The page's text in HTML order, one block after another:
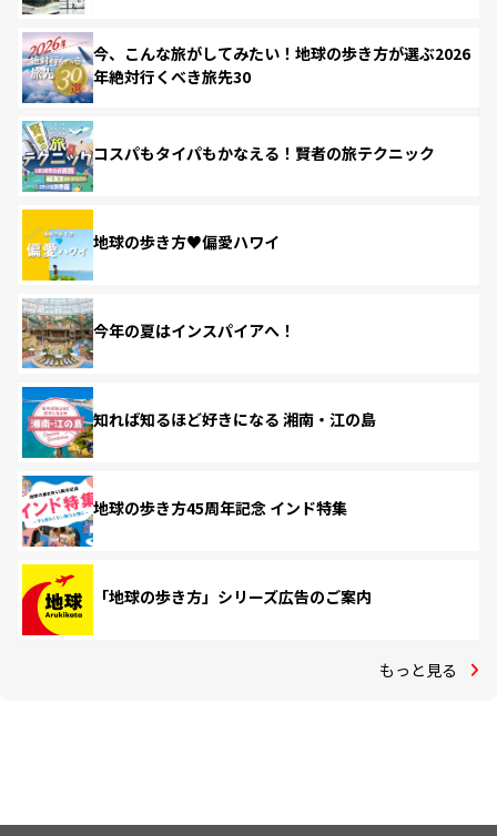
今、こんな旅がしてみたい！地球の歩き方が選ぶ2026
年絶対行くべき旅先30
コスパもタイパもかなえる！賢者の旅テクニック
地球の歩き方♥偏愛ハワイ
今年の夏はインスパイアへ！
知れば知るほど好きになる 湘南・江の島
地球の歩き方45周年記念 インド特集
「地球の歩き方」シリーズ広告のご案内
もっと見る